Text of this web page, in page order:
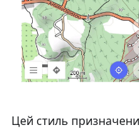
Цей стиль